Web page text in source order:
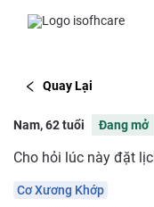
Quay Lại
Nam, 62 tuổi Đang mở
Cho hỏi lúc này đặt
Cơ Xương Khớp